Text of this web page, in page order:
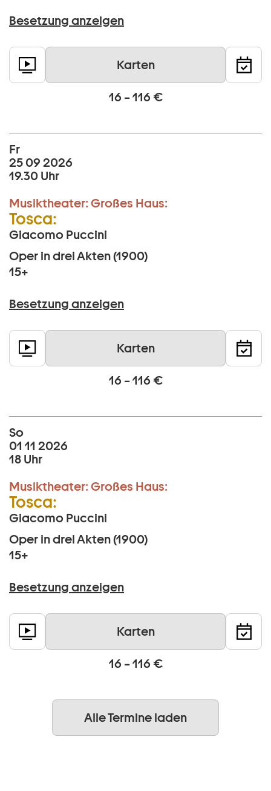
Besetzung anzeigen
Karten
16 – 116 €
Fr
25 09 2026
19.30 Uhr
Musiktheater: Großes Haus:
Tosca:
Giacomo Puccini
Oper in drei Akten (1900)
15+
Besetzung anzeigen
Karten
16 – 116 €
So
01 11 2026
18 Uhr
Musiktheater: Großes Haus:
Tosca:
Giacomo Puccini
Oper in drei Akten (1900)
15+
Besetzung anzeigen
Karten
16 – 116 €
Alle Termine laden